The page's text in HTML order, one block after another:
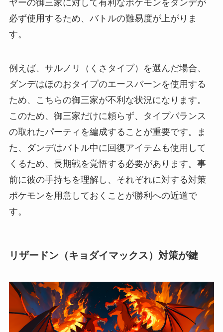
ヤーの御三家に対して有利なポケモンをダンデが
必ず使用するため、バトルの難易度が上がりま
す。
例えば、サルノリ（くさタイプ）を選んだ場合、
ダンデはほのおタイプのエースバーンを使用する
ため、こちらの御三家が不利な状況になります。
このため、御三家だけに頼らず、タイプバランス
の取れたパーティを編成することが重要です。ま
た、ダンデはバトル中に回復アイテムも使用して
くるため、長期戦を覚悟する必要があります。事
前に彼の手持ちを理解し、それぞれに対する対策
ポケモンを用意しておくことが勝利への近道で
す。
リザードン（キョダイマックス）対策が鍵